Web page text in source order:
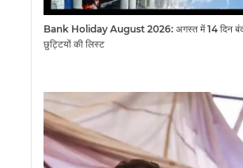
Bank Holiday August 2026: अगस्त में 14 दिन बंद
छुट्टियों की लिस्ट​​​​​​​